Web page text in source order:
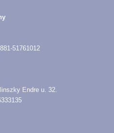
51761012
Endre u. 32.